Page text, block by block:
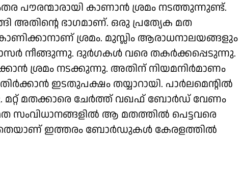
പൗരന്മാരായി കാണാൻ ശ്രമം നടത്തുന്നുണ്ട്.
അതിൻ്റെ ഭാഗമാണ്. ഒരു പ്രത്യേക മത
ശ്രമം. മുസ്ലിം ആരാധനാലയങ്ങളും
നീങ്ങുന്നു. ദുർഗകൾ വരെ തകർക്കപ്പെടുന്നു.
ശ്രമം നടക്കുന്നു. അതിന് നിയമനിർമാണം
ഇടതുപക്ഷം തയ്യാറായി. പാർലമെൻ്റിൽ
മറ്റ് മതക്കാരെ ചേർത്ത് വഖഫ് ബോർഡ് വേണം
മത സംവിധാനങ്ങളിൽ ആ മതത്തിൽ പെട്ടവരെ
ഇത്തരം ബോർഡുകൾ കേരളത്തിൽ